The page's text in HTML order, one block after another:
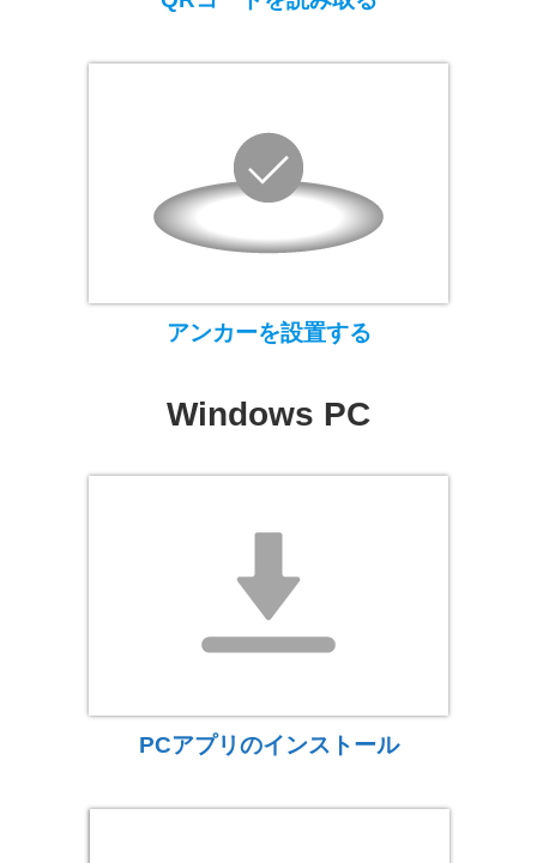
アンカーを設置する
Windows PC
PCアプリのインストール